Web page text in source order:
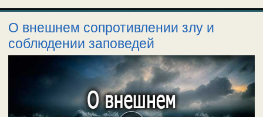
О внешнем сопротивлении злу и
соблюдении заповедей